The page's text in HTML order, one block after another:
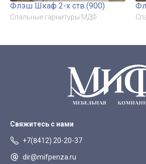
Флэш Шкаф 2-х ств.(900)
Спальные гарнитуры МДФ
Свяжитесь с нами
+7(8412) 20-20-37
dir@mifpenza.ru